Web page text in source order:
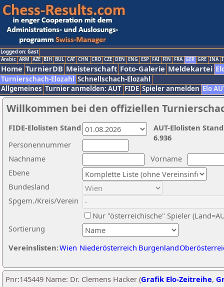
Logged on: Gast
Arabic ARM AZE BIH BUL CAT CHN CRO CZE DEN ENG ESP FAI FIN FRA GER GRE INA
Home TurnierDB Meisterschaft Foto-Galerie Meldekartei
Turnierschach-Elozahl Schnellschach-Elozahl
Allgemeines Turnier anmelden: AUT FIDE Spieler anmelden Elo
Willkommen bei den offiziellen
Nachname
Vorname
Ebene
Sortierung
Personennummer
Bundesland
Spgem./Kreis/Verein
Nur "österreichische" Spieler
Vereinslisten:Wien Niederösterreich Burgenland
AUT-Elolisten
6.936
FIDE-Elolisten Stand
Pnr:145449 Name: Dr. Clemens Hacker (Grafik Elo-Zeitreihe,